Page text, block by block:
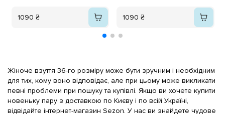
1090 ₴ 1090 ₴
Жіноче взуття 36-го розміру може бути зручним і необхідним
для тих, кому воно відповідає, але при цьому може викликати
певні проблеми при пошуку та купівлі. Якщо ви хочете купити
новеньку пару з доставкою по Києву і по всій Україні,
відвідайте інтернет-магазин Sezon. У нас ви знайдете чудове